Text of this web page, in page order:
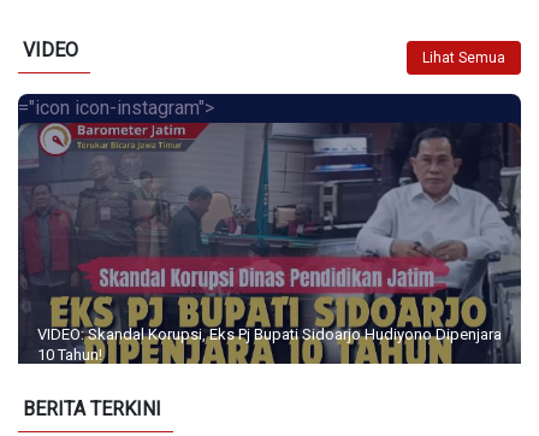
VIDEO Lihat Semua
="icon icon-instagram">
VIDEO: Skandal Korupsi, Eks Pj Bupati Sidoarjo Hudiyono Dipenjara
10 Tahun!
BERITA TERKINI